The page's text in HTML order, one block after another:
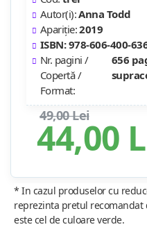
44,00
49,00 Lei
Autor(i):Anna Todd
Apariție:2019
ISBN: 978-606-400-
Nr. pagini /
Copertă /
Format:
656
* In cazul produselor cu
reprezinta pretul recomandat
este cel de culoare verde.